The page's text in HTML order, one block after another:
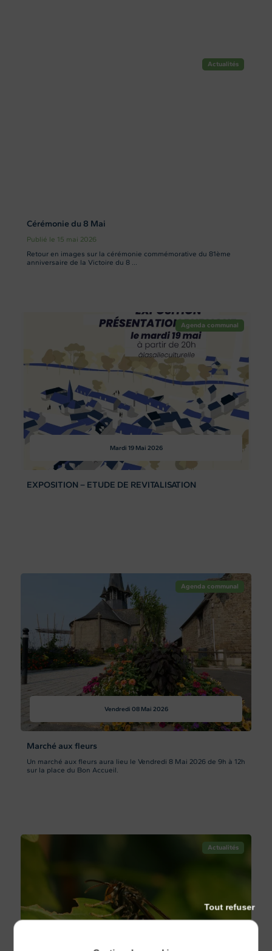
Actualités
Cérémonie du 8 Mai
Publié le 15 mai 2026
Retour en images sur la cérémonie commémorative du 81ème
anniversaire de la Victoire du 8 ...
Agenda communal
Mardi 19 Mai 2026
EXPOSITION – ETUDE DE REVITALISATION
Agenda communal
Vendredi 08 Mai 2026
Marché aux fleurs
Un marché aux fleurs aura lieu le Vendredi 8 Mai 2026 de 9h à 12h
sur la place du Bon Accueil.
Actualités
Tout refuser